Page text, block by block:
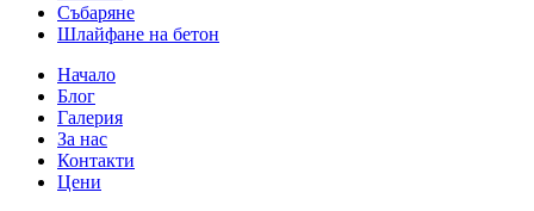
Събаряне
Шлайфане на бетон
Начало
Блог
Галерия
За нас
Контакти
Цени